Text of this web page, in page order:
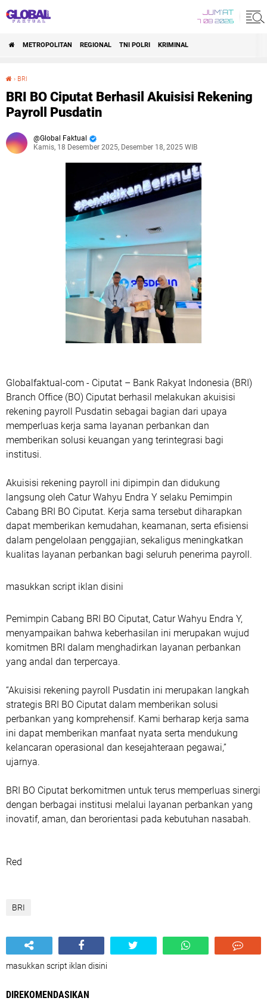
JUM'AT
7 08 2026
METROPOLITAN REGIONAL TNI POLRI KRIMINAL
› BRI
BRI BO Ciputat Berhasil Akuisisi Rekening
Payroll Pusdatin
Global Faktual
Kamis, 18 Desember 2025, Desember 18, 2025 WIB
Globalfaktual-com - Ciputat – Bank Rakyat Indonesia (BRI)
Branch Office (BO) Ciputat berhasil melakukan akuisisi
rekening payroll Pusdatin sebagai bagian dari upaya
memperluas kerja sama layanan perbankan dan
memberikan solusi keuangan yang terintegrasi bagi
institusi.
Akuisisi rekening payroll ini dipimpin dan didukung
langsung oleh Catur Wahyu Endra Y selaku Pemimpin
Cabang BRI BO Ciputat. Kerja sama tersebut diharapkan
dapat memberikan kemudahan, keamanan, serta efisiensi
dalam pengelolaan penggajian, sekaligus meningkatkan
kualitas layanan perbankan bagi seluruh penerima payroll.
masukkan script iklan disini
Pemimpin Cabang BRI BO Ciputat, Catur Wahyu Endra Y,
menyampaikan bahwa keberhasilan ini merupakan wujud
komitmen BRI dalam menghadirkan layanan perbankan
yang andal dan terpercaya.
“Akuisisi rekening payroll Pusdatin ini merupakan langkah
strategis BRI BO Ciputat dalam memberikan solusi
perbankan yang komprehensif. Kami berharap kerja sama
ini dapat memberikan manfaat nyata serta mendukung
kelancaran operasional dan kesejahteraan pegawai,”
ujarnya.
BRI BO Ciputat berkomitmen untuk terus memperluas sinergi
dengan berbagai institusi melalui layanan perbankan yang
inovatif, aman, dan berorientasi pada kebutuhan nasabah.
Red
BRI
masukkan script iklan disini
DIREKOMENDASIKAN